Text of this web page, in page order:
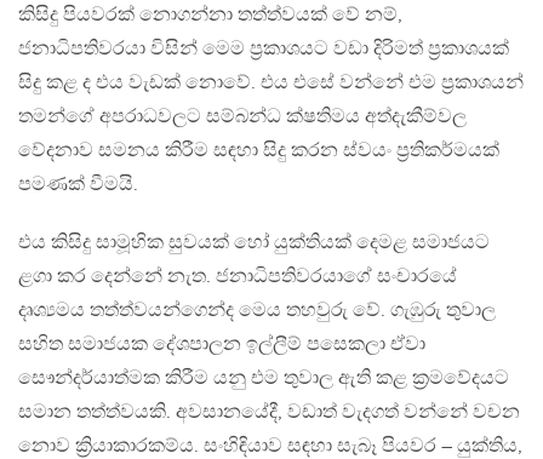
කිසිදු පියවරක් නොගන්නා තත්ත්වයක් වේ නම්,
ජනාධිපතිවරයා විසින් මෙම ප්‍රකාශයට වඩා දිරිමත් ප්‍රකාශයක්
සිදු කළ ද එය වැඩක් නොවේ. එය එසේ වන්නේ එම ප්‍රකාශයන්
තමන්ගේ අපරාධවලට සම්බන්ධ ක්ෂතිමය අත්දැකීම්වල
වේදනාව සමනය කිරීම සඳහා සිදු කරන ස්වයං ප්‍රතිකර්මයක්
පමණක් වීමයි.
එය කිසිදු සාමූහික සුවයක් හෝ යුක්තියක් දෙමළ සමාජයට
ළගා කර දෙන්නේ නැත. ජනාධිපතිවරයාගේ සංචාරයේ
දෘශ්‍යමය තත්ත්වයන්ගෙන්ද මෙය තහවුරු වේ. ගැඹුරු තුවාල
සහිත සමාජයක දේශපාලන ඉල්ලීම් පසෙකලා ඒවා
සෞන්දර්යාත්මක කිරීම යනු එම තුවාල ඇති කළ ක්‍රමවේදයට
සමාන තත්ත්වයකි. අවසානයේදී, වඩාත් වැදගත් වන්නේ වචන
නොව ක්‍රියාකාරකම්ය. සංහිඳියාව සඳහා සැබෑ පියවර – යුක්තිය,